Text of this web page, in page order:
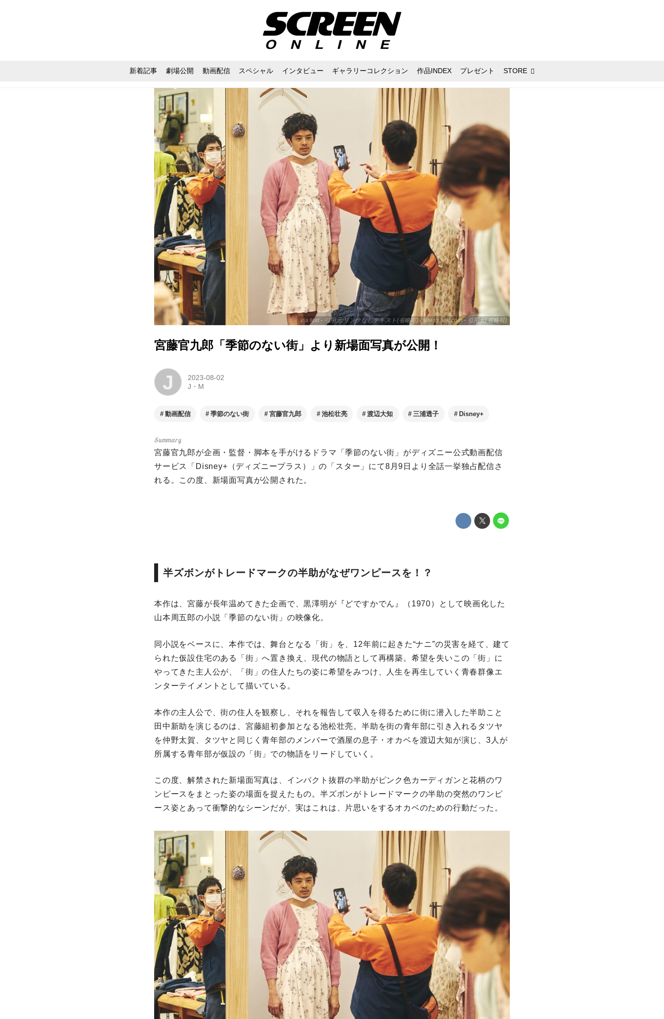
新着記事 劇場公開 動画配信 スペシャル インタビュー ギャラリーコレクション 作品INDEX プレゼント STORE
via text - 引用元:リンクなしテキスト(省略可) / site.to.link.com - 引用元(省略可)
宮藤官九郎「季節のない街」より新場面写真が公開！
J
2023-08-02
J・M
動画配信 季節のない街 宮藤官九郎 池松壮亮 渡辺大知 三浦透子 Disney+
宮藤官九郎が企画・監督・脚本を手がけるドラマ「季節のない街」がディズニー公式動画配信
サービス「Disney+（ディズニープラス）」の「スター」にて8月9日より全話一挙独占配信さ
れる。この度、新場面写真が公開された。
半ズボンがトレードマークの半助がなぜワンピースを！？
本作は、宮藤が長年温めてきた企画で、黒澤明が『どですかでん』（1970）として映画化した
山本周五郎の小説「季節のない街」の映像化。
同小説をベースに、本作では、舞台となる「街」を、12年前に起きた“ナニ”の災害を経て、建て
られた仮設住宅のある「街」へ置き換え、現代の物語として再構築。希望を失いこの「街」に
やってきた主人公が、「街」の住人たちの姿に希望をみつけ、人生を再生していく青春群像エ
ンターテイメントとして描いている。
本作の主人公で、街の住人を観察し、それを報告して収入を得るために街に潜入した半助こと
田中新助を演じるのは、宮藤組初参加となる池松壮亮。半助を街の青年部に引き入れるタツヤ
を仲野太賀、タツヤと同じく青年部のメンバーで酒屋の息子・オカベを渡辺大知が演じ、3人が
所属する青年部が仮設の「街」での物語をリードしていく。
この度、解禁された新場面写真は、インパクト抜群の半助がピンク色カーディガンと花柄のワ
ンピースをまとった姿の場面を捉えたもの。半ズボンがトレードマークの半助の突然のワンピ
ース姿とあって衝撃的なシーンだが、実はこれは、片思いをするオカベのための行動だった。